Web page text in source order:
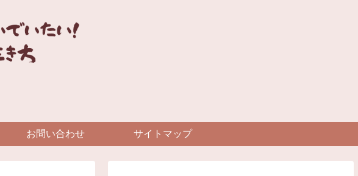
お問い合わせ サイトマップ